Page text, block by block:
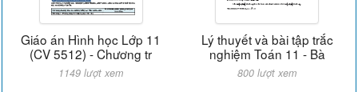
Giáo án Hình học Lớp 11
(CV 5512) - Chương tr
1149 lượt xem
Lý thuyết và bài tập trắc
nghiệm Toán 11 - Bà
800 lượt xem